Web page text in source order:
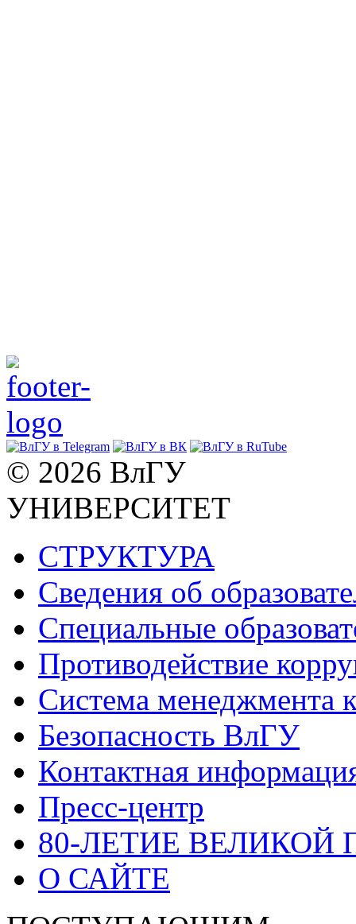
© 2026 ВлГУ
УНИВЕРСИТЕТ
СТРУКТУРА
Сведения об
Специальные
Противодействие
Система менеджмента
Безопасность ВлГУ
Контактная
Пресс-центр
80-ЛЕТИЕ ВЕЛИКОЙ
О САЙТЕ